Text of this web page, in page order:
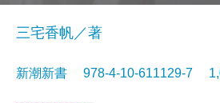
三宅香帆／著
新潮新書 978-4-10-611129-7